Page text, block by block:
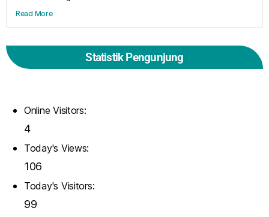
Read More
Statistik Pengunjung
Online Visitors:
4
Today's Views:
106
Today's Visitors:
99